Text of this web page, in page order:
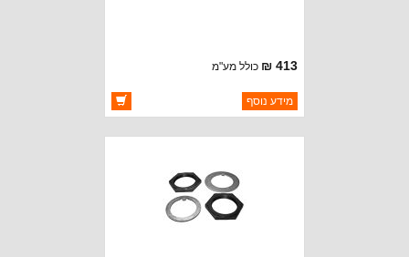
413 ₪ כולל מע"מ
ברקוד: 4779869ACC
יצרן:WIB
מידע נוסף